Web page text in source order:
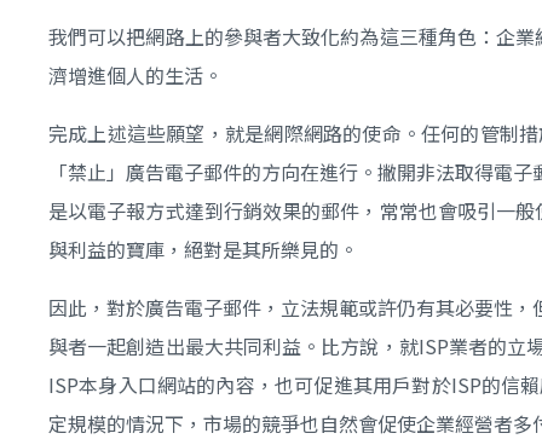
我們可以把網路上的參與者大致化約為這三種角色：企
濟增進個人的生活。
完成上述這些願望，就是網際網路的使命。任何的管制
「禁止」廣告電子郵件的方向在進行。撇開非法取得電
是以電子報方式達到行銷效果的郵件，常常也會吸引一
與利益的寶庫，絕對是其所樂見的。
因此，對於廣告電子郵件，立法規範或許仍有其必要性
與者一起創造出最大共同利益。比方說，就ISP業者的
ISP本身入口網站的內容，也可促進其用戶對於ISP的信
定規模的情況下，市場的競爭也自然會促使企業經營者